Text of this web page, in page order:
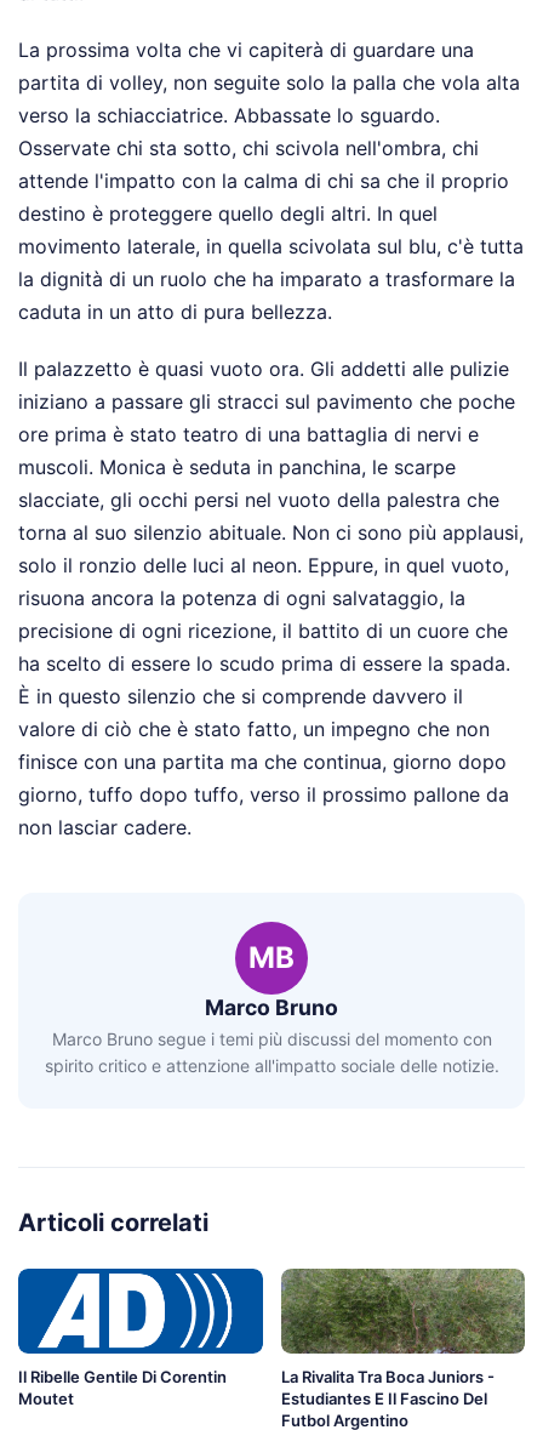
La prossima volta che vi capiterà di guardare una
partita di volley, non seguite solo la palla che vola alta
verso la schiacciatrice. Abbassate lo sguardo.
Osservate chi sta sotto, chi scivola nell'ombra, chi
attende l'impatto con la calma di chi sa che il proprio
destino è proteggere quello degli altri. In quel
movimento laterale, in quella scivolata sul blu, c'è tutta
la dignità di un ruolo che ha imparato a trasformare la
caduta in un atto di pura bellezza.
Il palazzetto è quasi vuoto ora. Gli addetti alle pulizie
iniziano a passare gli stracci sul pavimento che poche
ore prima è stato teatro di una battaglia di nervi e
muscoli. Monica è seduta in panchina, le scarpe
slacciate, gli occhi persi nel vuoto della palestra che
torna al suo silenzio abituale. Non ci sono più applausi,
solo il ronzio delle luci al neon. Eppure, in quel vuoto,
risuona ancora la potenza di ogni salvataggio, la
precisione di ogni ricezione, il battito di un cuore che
ha scelto di essere lo scudo prima di essere la spada.
È in questo silenzio che si comprende davvero il
valore di ciò che è stato fatto, un impegno che non
finisce con una partita ma che continua, giorno dopo
giorno, tuffo dopo tuffo, verso il prossimo pallone da
non lasciar cadere.
MB
Marco Bruno
Marco Bruno segue i temi più discussi del momento con
spirito critico e attenzione all'impatto sociale delle notizie.
Articoli correlati
Il Ribelle Gentile Di Corentin
Moutet
La Rivalita Tra Boca Juniors -
Estudiantes E Il Fascino Del
Futbol Argentino